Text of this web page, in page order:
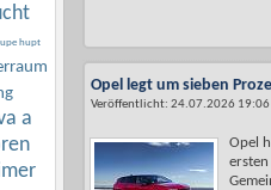
hupt
a
Opel legt um sieben
Veröffentlicht: 24.07.2026 19:06
Opel